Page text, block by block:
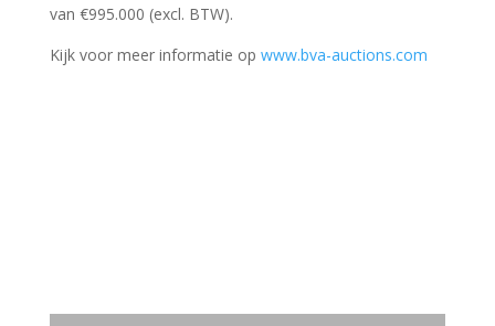
van €995.000 (excl. BTW).
Kijk voor meer informatie op www.bva-auctions.com